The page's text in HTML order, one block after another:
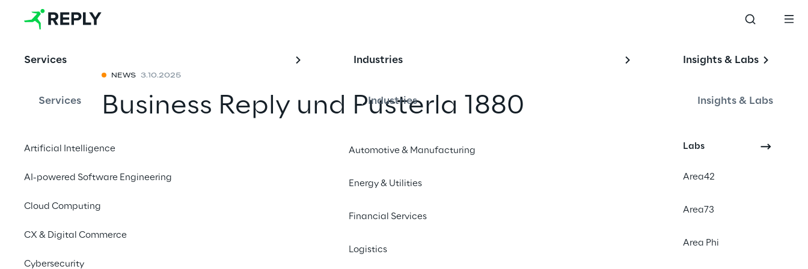
Services
Services
Artificial Intelligence
AI-powered Software Engineering
Cloud Computing
CX & Digital Commerce
Cybersecurity
Industries
Industries
Automotive & Manufacturing
Energy & Utilities
Financial Services
Logistics
Insights & Labs
Insights & Labs
Labs
Area42
Area73
Area Phi
NEWS 3.10.2025
Business Reply und Pusterla 1880
Transformation im Bereich
Luxusverpackungen mit Oracle